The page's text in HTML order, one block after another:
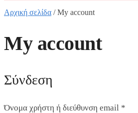
Αρχική σελίδα /My account
My account
Σύνδεση
Όνομα χρήστη ή διεύθυνση email *